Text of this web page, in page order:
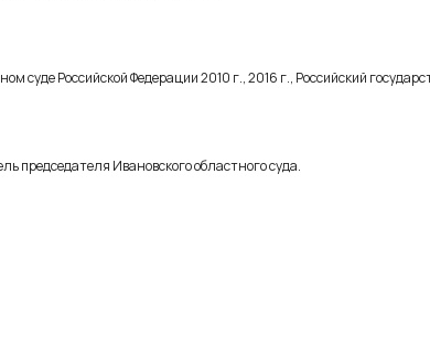
суде Российской Федерации 2010 г., 2016 г., Российский
председателя Ивановского областного суда.